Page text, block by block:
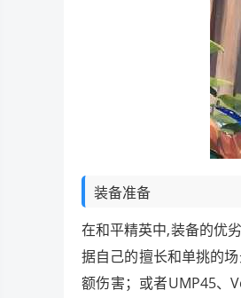
装备准备
在和平精英中,装备的优
据自己的擅长和单挑的
额伤害；或者UMP45、